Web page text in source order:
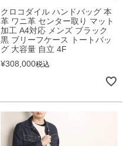
クロコダイル ハンドバッグ 本
革 ワニ革 センター取り マット
加工 A4対応 メンズ ブラック
黒 ブリーフケース トートバッ
グ 大容量 自立 4F
¥308,000税込